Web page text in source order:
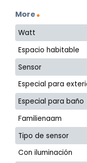
More
Watt
Espacio habitable
Sensor
Especial para
Especial para baño
Familienaam
Tipo de sensor
Con iluminación